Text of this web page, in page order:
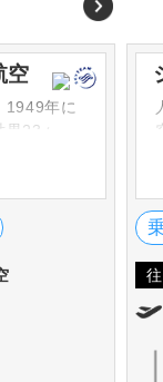
空
1949年に
23ヶ
でいま